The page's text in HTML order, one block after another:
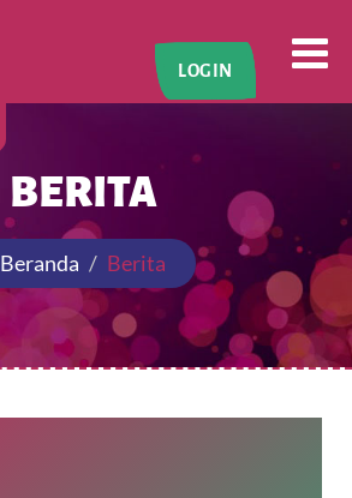
LOGIN
BERITA
Beranda Berita